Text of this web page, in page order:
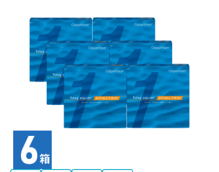
2WEEK / 2週間 使い捨て
1MONTH / 1ヶ月 使い捨て
乱視用コンタクトレンズ
遠近両用コンタクトレンズ
カラーコンタクトレンズ
ハード
ソフト
クーパービジョン ボシュロム
日本アルコン シード
検 索
INFORMATION
MYコンタクト（らくらく再購入）
はじめての方へ
おトク定期便
Myクーポン